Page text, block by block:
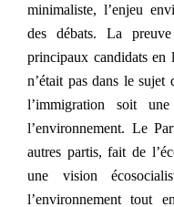
minimaliste, l’enjeu
des débats. La
principaux candidats en
n’était pas dans le sujet
l’immigration soit
l’environnement. Le
autres partis, fait de
une vision
l’environnement tout